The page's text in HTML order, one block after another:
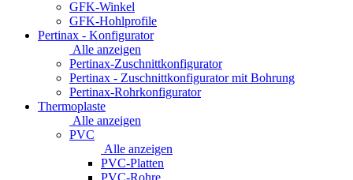
GFK-Winkel
GFK-Hohlprofile
Pertinax - Konfigurator
Alle anzeigen
Pertinax-Zuschnittkonfigurator
Pertinax - Zuschnittkonfigurator mit Bohrung
Pertinax-Rohrkonfigurator
Thermoplaste
Alle anzeigen
PVC
Alle anzeigen
PVC-Platten
PVC-Rohre